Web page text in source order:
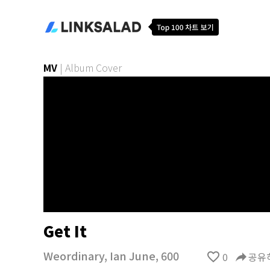
MV | Album Cover
Get It
Weordinary, Ian June, 600 favorite_border 0 reply공유